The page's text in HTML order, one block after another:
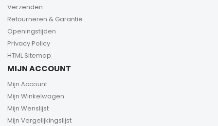
Verzenden
Retourneren & Garantie
Openingstijden
Privacy Policy
HTML Sitemap
MIJN ACCOUNT
Mijn Account
Mijn Winkelwagen
Mijn Wenslijst
Mijn Vergelijkingslijst